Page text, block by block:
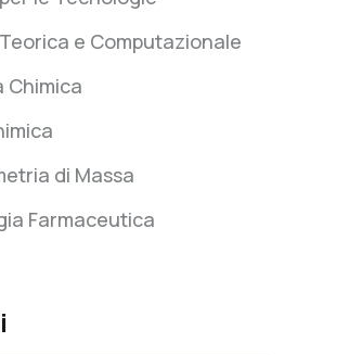
e Computazionale
Chimica
di Massa
Farmaceutica